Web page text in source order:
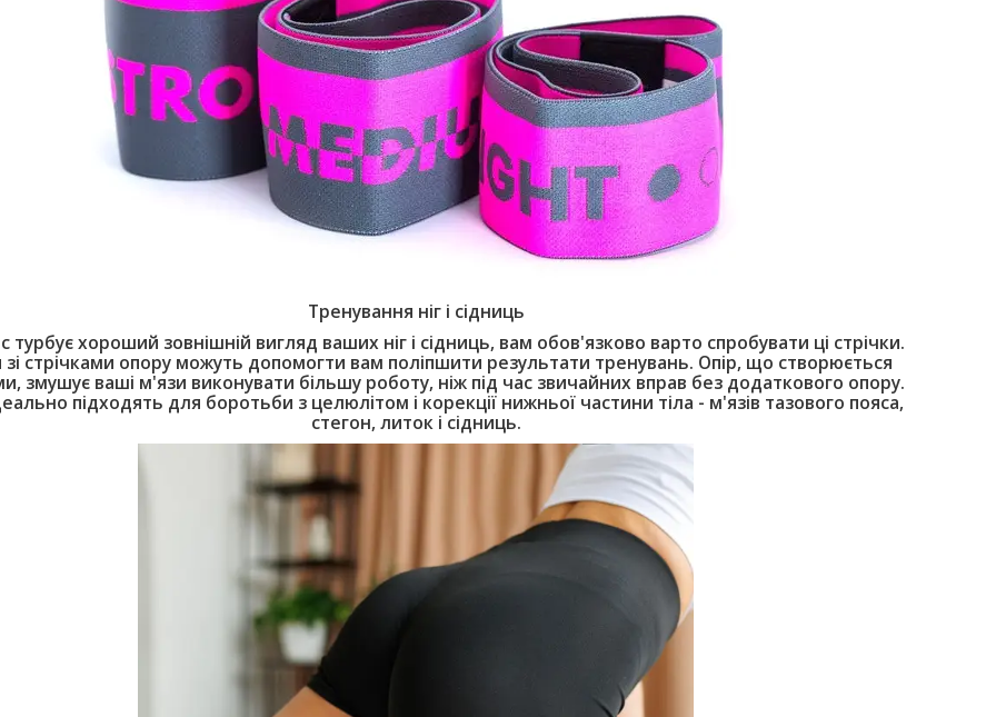
Тренування ніг і сідниць
турбує хороший зовнішній вигляд ваших ніг і сідниць, вам обов'язково варто спробувати ці стрічки.
зі стрічками опору можуть допомогти вам поліпшити результати тренувань. Опір, що створюється
змушує ваші м'язи виконувати більшу роботу, ніж під час звичайних вправ без додаткового опору.
підходять для боротьби з целюлітом і корекції нижньої частини тіла - м'язів тазового пояса,
стегон, литок і сідниць.